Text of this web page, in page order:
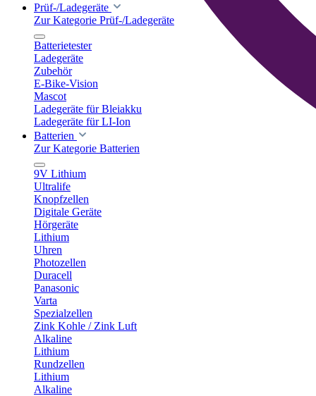
Prüf-/Ladegeräte
Zur Kategorie Prüf-/Ladegeräte
Batterietester
Ladegeräte
Zubehör
E-Bike-Vision
Mascot
Ladegeräte für Bleiakku
Ladegeräte für LI-Ion
Batterien
Zur Kategorie Batterien
9V Lithium
Ultralife
Knopfzellen
Digitale Geräte
Hörgeräte
Lithium
Uhren
Photozellen
Duracell
Panasonic
Varta
Spezialzellen
Zink Kohle / Zink Luft
Alkaline
Lithium
Rundzellen
Lithium
Alkaline